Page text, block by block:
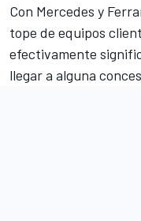
Con Mercedes y
tope de equipos
efectivamente
llegar a alguna